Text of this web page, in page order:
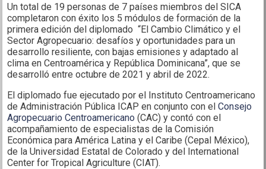
Un total de 19 personas de 7 países miembros del SICA
completaron con éxito los 5 módulos de formación de la
primera edición del diplomado “El Cambio Climático y el
Sector Agropecuario: desafíos y oportunidades para un
desarrollo resiliente, con bajas emisiones y adaptado al
clima en Centroamérica y República Dominicana”, que se
desarrolló entre octubre de 2021 y abril de 2022.
El diplomado fue ejecutado por el Instituto Centroamericano
de Administración Pública ICAP en conjunto con elConsejo
Agropecuario Centroamericano (CAC) y contó con el
acompañamiento de especialistas de la Comisión
Económica para América Latina y el Caribe (Cepal México),
de la Universidad Estatal de Colorado y del International
Center for Tropical Agriculture (CIAT).